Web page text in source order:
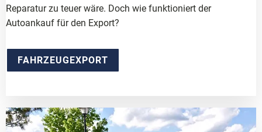
Reparatur zu teuer wäre. Doch wie funktioniert der
Autoankauf für den Export?
FAHRZEUGEXPORT